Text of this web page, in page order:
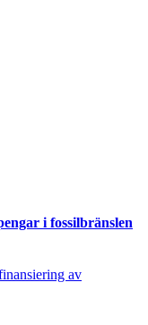
i fossilbränslen
av